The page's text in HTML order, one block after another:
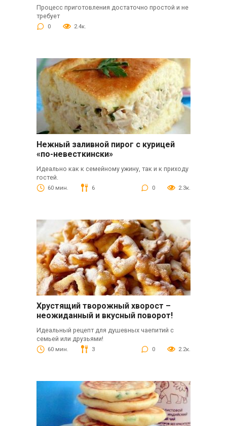
Процесс приготовления достаточно простой и не
требует
0 2.4к.
Нежный заливной пирог с курицей
«по-невесткински»
Идеально как к семейному ужину, так и к приходу
гостей.
60 мин. 6 0 2.3к.
Хрустящий творожный хворост –
неожиданный и вкусный поворот!
Идеальный рецепт для душевных чаепитий с
семьей или друзьями!
60 мин. 3 0 2.2к.